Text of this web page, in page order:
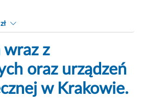
z
oraz urządzeń
w Krakowie.